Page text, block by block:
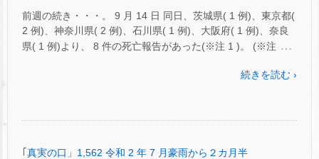
前週の続き・・・。 9 月 14 日 同日、茨城県( 1 例)、東京都(
2 例)、神奈川県( 2 例)、石川県( 1 例)、大阪府( 1 例)、奈良
県( 1 例)より、 8 件の死亡報告があった(※注 1 )。 (※注 …
続きを読む ›
｢真実の口」1,562 令和 2 年 7 月豪雨から２カ月半